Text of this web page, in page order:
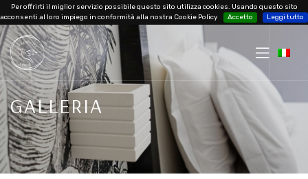
Per offrirti il miglior servizio possibile questo sito utilizza cookies. Usando questo sito
acconsenti al loro impiego in conformità alla nostra Cookie Policy
Accetto Leggi tutto
GALLERIA